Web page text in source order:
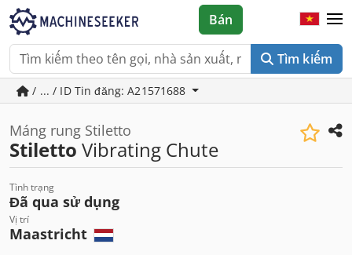
Tìm kiếm
Bán
/ ... / ID Tin đăng: A21571688
Máng rung Stiletto
Stiletto Vibrating Chute
Tình trạng
Đã qua sử dụng
Vị trí
Maastricht